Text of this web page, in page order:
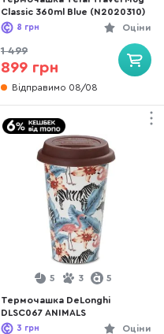
Classic 360ml Blue (N2020310)
Оціни
8 грн
1 499
899 грн
Відправимо 08/08
5 3 5
Термочашка DeLonghi
DLSC067 ANIMALS
Оціни
3 грн